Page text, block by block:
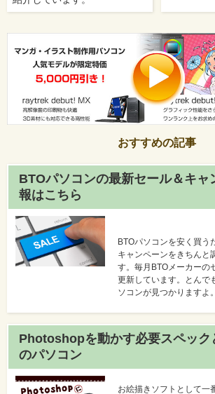
おすすめの記事
BTOパソコンの最新セール＆キャ
報はこちら
BTOパソコンを安く買う
キャンペーンをきちんと
す。毎月BTOメーカーの
更新しています。とんで
ソコンが見つかりますよ。
Photoshopを動かす必要スペック
のパソコン
お絵描きソフトとして一